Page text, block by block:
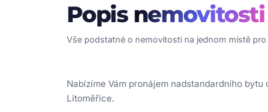
Popis nemovitosti
Vše podstatné o nemovitosti na jednom místě
Nabízíme Vám pronájem nadstandardního
Litoměřice.